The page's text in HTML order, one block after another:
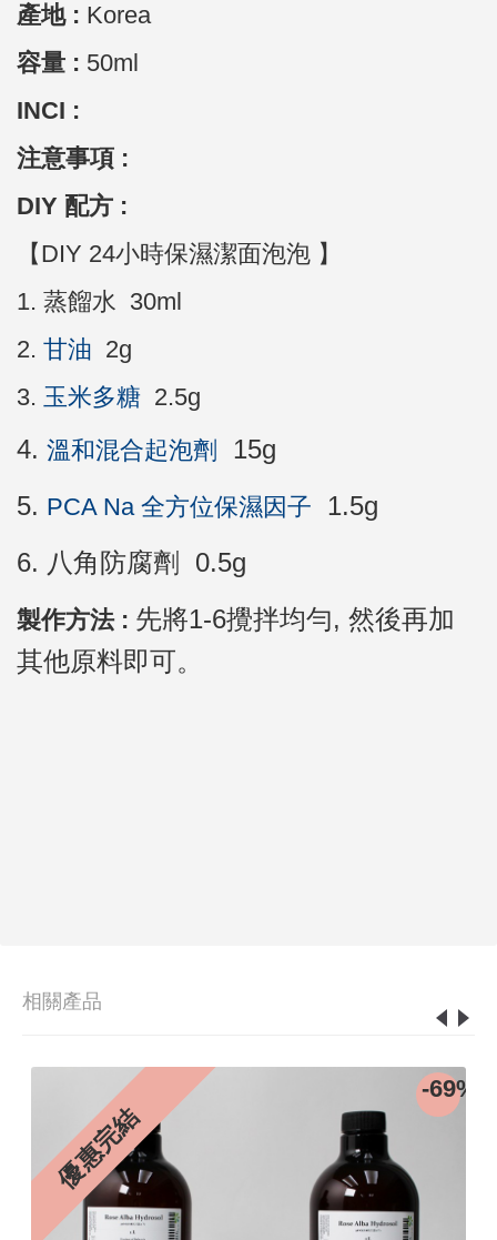
產地 : Korea
容量 : 50ml
INCI :
注意事項 :
DIY 配方 :
【DIY 24小時保濕潔面泡泡 】
1. 蒸餾水 30ml
2. 甘油 2g
3. 玉米多糖 2.5g
4. 溫和混合起泡劑
15g
5. PCA Na 全方位保濕因子 1.5g
6. 八角防腐劑 0.5g
製作方法 : 先將1-6攪拌均勻, 然後再加
其他原料即可。
相關產品
-69%
優惠完結